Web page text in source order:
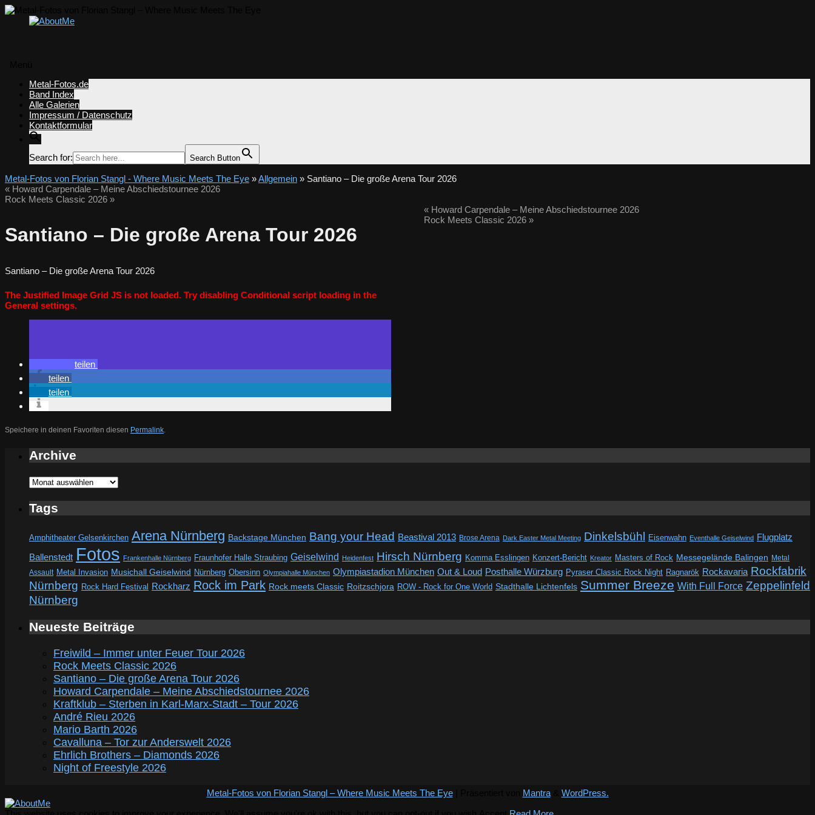
springen
Metal-Fotos.de
Band Index
Alle Galerien
Impressum / Datenschutz
Kontaktformular
Search for: Search Button
Metal-Fotos von Florian Stangl - Where Music Meets The Eye »Allgemein » Santiano – Die große Arena Tour 2026
« Howard Carpendale – Meine Abschiedstournee 2026
Rock Meets Classic 2026 »
Santiano – Die große Arena Tour 2026
Santiano – Die große Arena Tour 2026
The Justified Image Grid JS is not loaded. Try disabling Conditional script loading in the
General settings.
teilen
teilen
teilen
Speichere in deinen Favoriten diesen Permalink.
«Howard Carpendale – Meine Abschiedstournee 2026
Rock Meets Classic 2026 »
Archive
Archive
Tags
Amphitheater Gelsenkirchen Arena Nürnberg Backstage München Bang your Head Beastival 2013 Brose Arena Dark Easter Metal Meeting Dinkelsbühl Eisenwahn Eventhalle Geiselwind Flugplatz
Ballenstedt Fotos Frankenhalle Nürnberg Fraunhofer Halle Straubing Geiselwind Heidenfest Hirsch Nürnberg Komma Esslingen Konzert-Bericht Kreator Masters of Rock Messegelände Balingen Metal
Assault Metal Invasion Musichall Geiselwind Nürnberg Obersinn Olympiahalle München Olympiastadion München Out & Loud Posthalle Würzburg Pyraser Classic Rock Night Ragnarök Rockavaria Rockfabrik
Nürnberg Rock Hard Festival Rockharz Rock im Park Rock meets Classic Roitzschjora ROW - Rock for One World Stadthalle Lichtenfels Summer Breeze With Full Force Zeppelinfeld
Nürnberg
Neueste Beiträge
Freiwild – Immer unter Feuer Tour 2026
Rock Meets Classic 2026
Santiano – Die große Arena Tour 2026
Howard Carpendale – Meine Abschiedstournee 2026
Kraftklub – Sterben in Karl-Marx-Stadt – Tour 2026
André Rieu 2026
Mario Barth 2026
Cavalluna – Tor zur Anderswelt 2026
Ehrlich Brothers – Diamonds 2026
Night of Freestyle 2026
Metal-Fotos von Florian Stangl – Where Music Meets The Eye| Präsentiert von Mantra& WordPress.